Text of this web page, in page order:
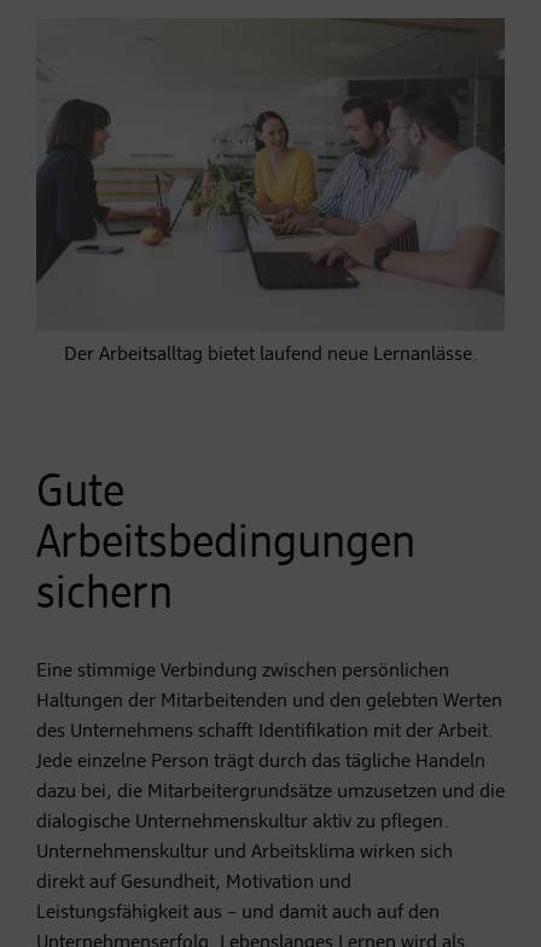
Der Arbeitsalltag bietet laufend neue Lernanlässe.
Gute
Arbeitsbedingungen
sichern
Eine stimmige Verbindung zwischen persönlichen
Haltungen der Mitarbeitenden und den gelebten Werten
des Unternehmens schafft Identifikation mit der Arbeit.
Jede einzelne Person trägt durch das tägliche Handeln
dazu bei, die Mitarbeitergrundsätze umzusetzen und die
dialogische Unternehmenskultur aktiv zu pflegen.
Unternehmenskultur und Arbeitsklima wirken sich
direkt auf Gesundheit, Motivation und
Leistungsfähigkeit aus – und damit auch auf den